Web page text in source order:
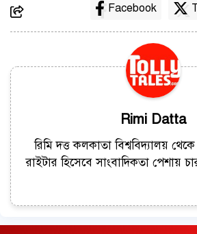
Facebook
Rimi Datta
রিমি দত্ত কলকাতা বিশ্ববিদ্যালয়
রাইটার হিসেবে সাংবাদিকতা পেশায়